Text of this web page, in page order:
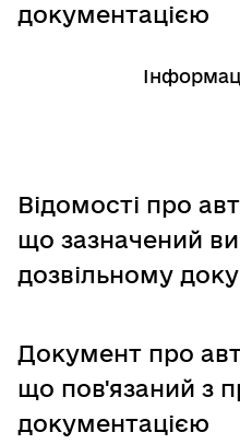
документацією
Відомості про
що зазначений
дозвільному
Документ про
що пов'язаний з
документацією